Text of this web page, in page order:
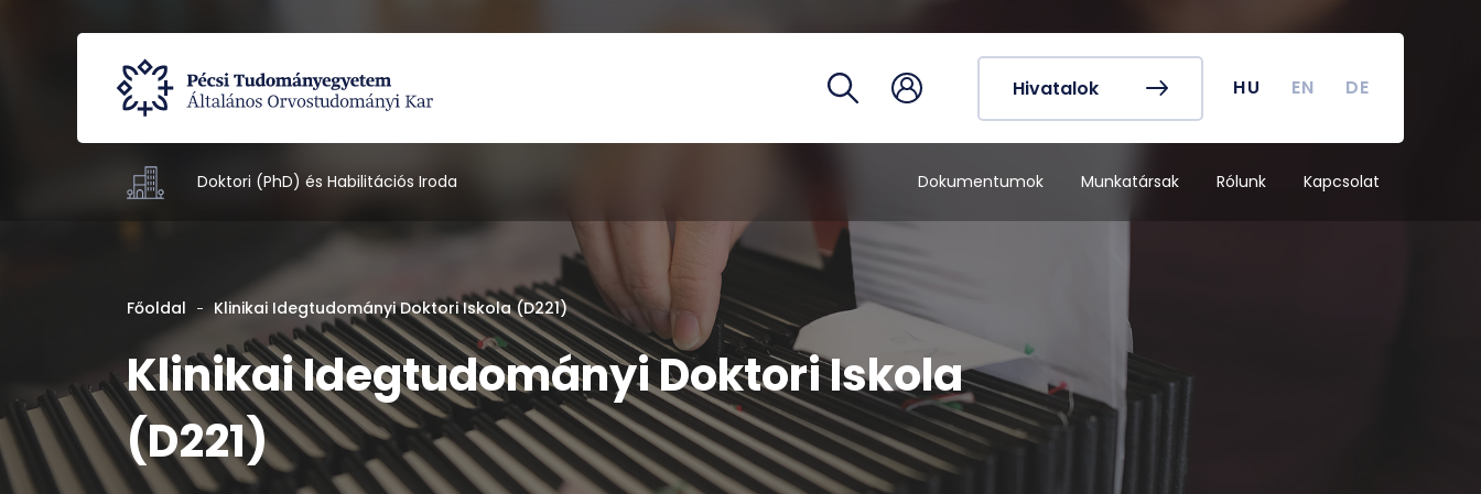
Hivatalok HU EN DE
Doktori (PhD) és Habilitációs Iroda Dokumentumok Munkatársak Rólunk Kapcsolat
egységek
Telefonkönyv
Órarendek
Tanulmányi naptár
Főoldal Klinikai Idegtudományi Doktori Iskola (D221)
Klinikai Idegtudományi Doktori Iskola
(D221)